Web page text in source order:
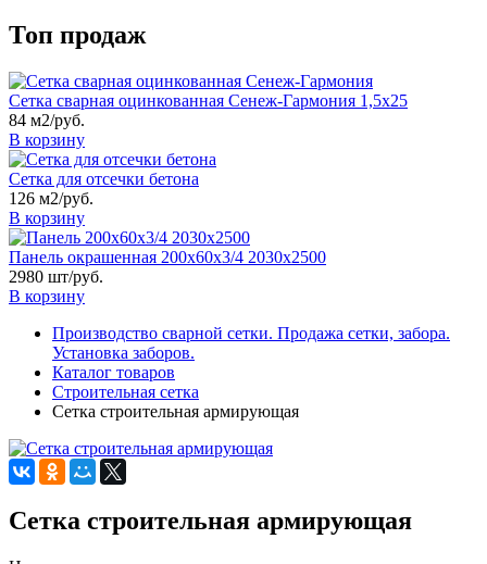
Топ продаж
Сетка сварная оцинкованная Сенеж-Гармония 1,5х25
84 м2/руб.
В корзину
Сетка для отсечки бетона
126 м2/руб.
В корзину
Панель окрашенная 200х60х3/4 2030х2500
2980 шт/руб.
В корзину
Производство сварной сетки. Продажа сетки, забора.
Установка заборов.
Каталог товаров
Строительная сетка
Сетка строительная армирующая
Сетка строительная армирующая